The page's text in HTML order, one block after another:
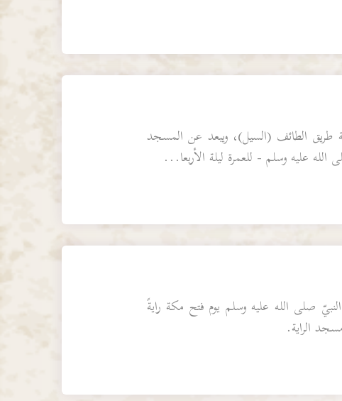
الطائف (السيل)، ويبعد عن المسجد
صلى الله عليه وسلم يوم فتح مكة رايةً
الراية.